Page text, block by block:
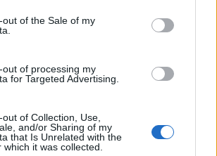
out of the Sale of my
out of processing my
for Targeted Advertising.
of Collection, Use,
and/or Sharing of my
that Is Unrelated with the
it was collected.
εξουθενώνουν τους γύπες-
εξουθενώνουν τους γύπες- στην
ΑΝΙΜΑ 20 όρνια της Κρήτης
Cup: Η γιορτή Κρήτης - Μικράς Ασίας
ΚΡΗΤΗ 15:49
Τελικός Super Cup: Η γιορτή
Τελικός Super Cup: Η γιορτή